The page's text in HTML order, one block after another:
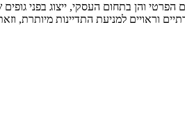
והן בתחום העסקי, ייצוג בפני גופים